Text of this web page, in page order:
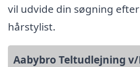
vil udvide din søgning
hårstylist.
Aabybro Teltudlejning